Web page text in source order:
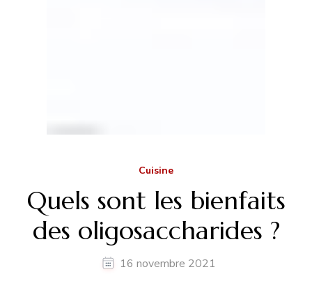
Cuisine
Quels sont les bienfaits
des oligosaccharides ?
16 novembre 2021